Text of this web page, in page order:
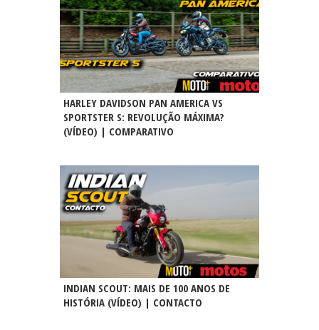
HARLEY DAVIDSON PAN AMERICA VS
SPORTSTER S: REVOLUÇÃO MÁXIMA?
(VÍDEO) | COMPARATIVO
INDIAN SCOUT: MAIS DE 100 ANOS DE
HISTÓRIA (VÍDEO) | CONTACTO